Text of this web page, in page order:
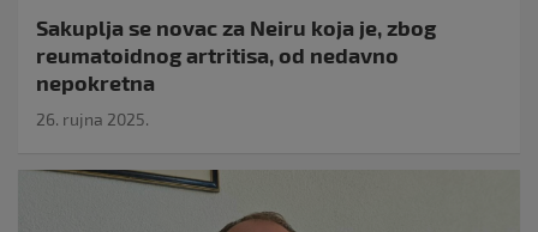
Sakuplja se novac za Neiru koja je, zbog
reumatoidnog artritisa, od nedavno
nepokretna
26. rujna 2025.